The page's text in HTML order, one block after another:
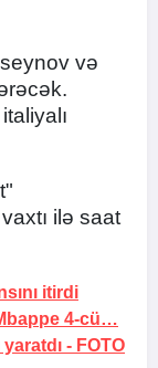
və
ilə saat
itirdi
4-cü…
- FOTO